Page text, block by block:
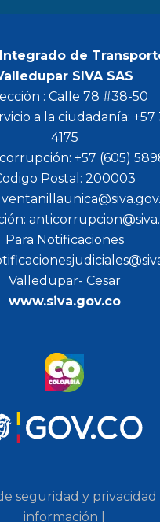
de
SIVA SAS
: Calle 78 #38-50
a la ciudadanía: +57
4175
+57 (605)
Postal: 200003
Para Notificaciones
Valledupar- Cesar
www.siva.gov.co
seguridad y privacidad
información |